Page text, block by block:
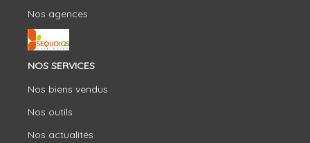
Nos agences
NOS SERVICES
Nos biens vendus
Nos outils
Nos actualités